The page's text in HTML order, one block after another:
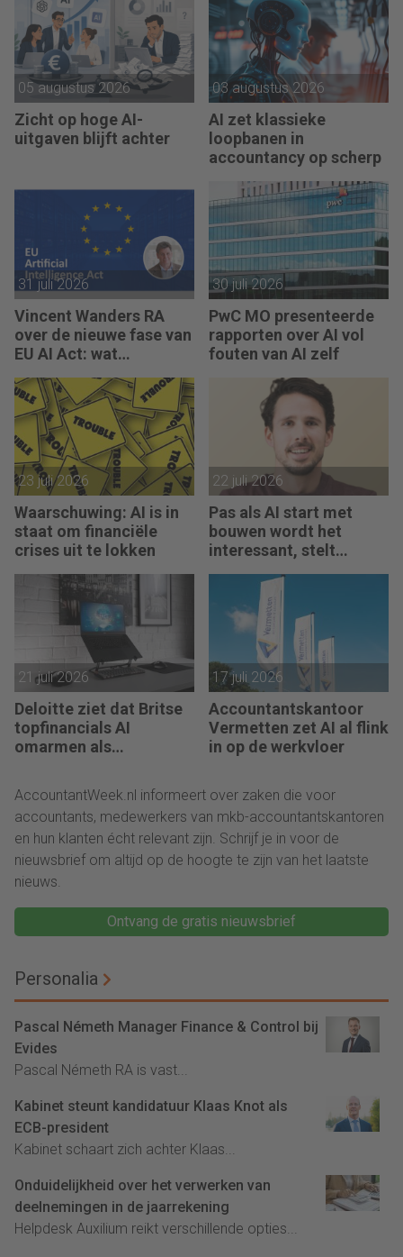
05 augustus 2026
Zicht op hoge AI-
uitgaven blijft achter
03 augustus 2026
AI zet klassieke
loopbanen in
accountancy op scherp
31 juli 2026
Vincent Wanders RA
over de nieuwe fase van
EU AI Act: wat
accountants nu moeten
regelen
30 juli 2026
PwC MO presenteerde
rapporten over AI vol
fouten van AI zelf
23 juli 2026
Waarschuwing: AI is in
staat om financiële
crises uit te lokken
22 juli 2026
Pas als AI start met
bouwen wordt het
interessant, stelt
21 juli 2026
Deloitte ziet dat Britse
topfinancials AI
omarmen als
17 juli 2026
Accountantskantoor
Vermetten zet AI al flink
in op de werkvloer
AccountantWeek.nl informeert over zaken die voor
accountants, medewerkers van mkb-accountantskantoren
en hun klanten écht relevant zijn. Schrijf je in voor de
nieuwsbrief om altijd op de hoogte te zijn van het laatste
nieuws.
Ontvang de gratis nieuwsbrief
Personalia
Pascal Németh Manager Finance & Control bij
Evides
Pascal Németh RA is vast...
Kabinet steunt kandidatuur Klaas Knot als
ECB-president
Kabinet schaart zich achter Klaas...
Onduidelijkheid over het verwerken van
deelnemingen in de jaarrekening
Helpdesk Auxilium reikt verschillende opties...